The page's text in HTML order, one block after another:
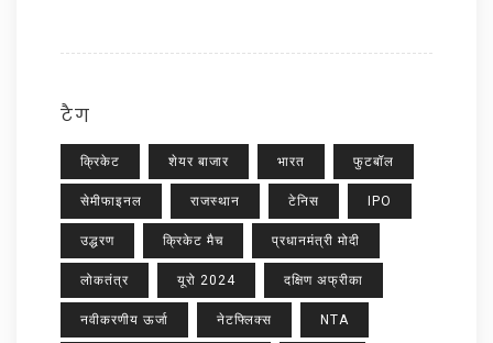
टैग
क्रिकेट शेयर बाजार भारत फुटबॉल
सेमीफाइनल राजस्थान टेनिस IPO
उद्धरण क्रिकेट मैच प्रधानमंत्री मोदी
लोकतंत्र यूरो 2024 दक्षिण अफ्रीका
नवीकरणीय ऊर्जा नेटफ्लिक्स NTA